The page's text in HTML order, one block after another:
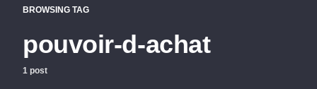
BROWSING TAG
pouvoir-d-achat
1 post